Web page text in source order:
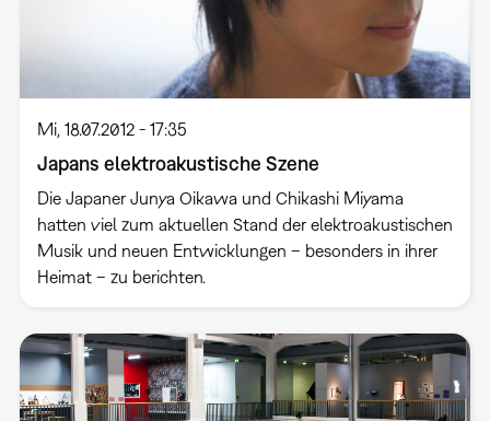
Mi, 18.07.2012 - 17:35
Japans elektroakustische Szene
Die Japaner Junya Oikawa und Chikashi Miyama
hatten viel zum aktuellen Stand der elektroakustischen
Musik und neuen Entwicklungen – besonders in ihrer
Heimat – zu berichten.